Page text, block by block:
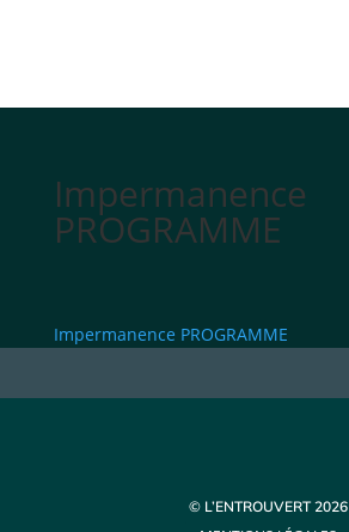
Impermanence
PROGRAMME
Impermanence PROGRAMME
© L’ENTROUVERT 2026